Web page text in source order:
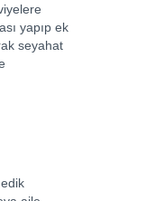
yapıp ek
seyahat